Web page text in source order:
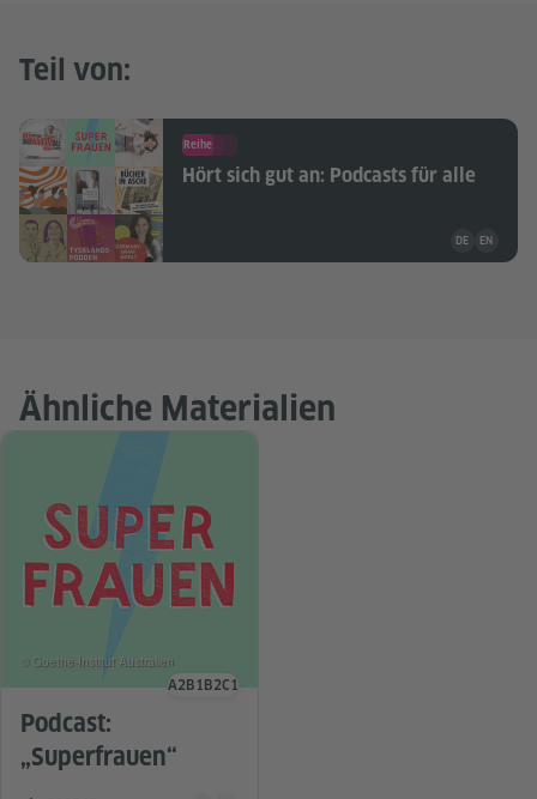
Teil von:
Reihe
Hört sich gut an: Podcasts für alle
DE EN
Ähnliche Materialien
Podcast:
„Superfrauen“
© Goethe-Institut Australien
Sprachniveau
A2 B1 B2C1